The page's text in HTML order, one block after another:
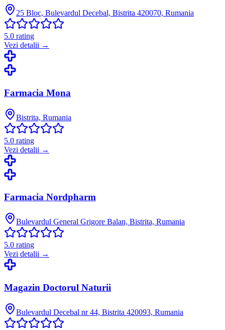
25 Bloc, Bulevardul Decebal, Bistrita 420070, Rumania
5.0 rating
Vezi detalii →
Farmacia Mona
Bistrita, Rumania
5.0 rating
Vezi detalii →
Farmacia Nordpharm
Bulevardul General Grigore Balan, Bistrita, Rumania
5.0 rating
Vezi detalii →
Magazin Doctorul Naturii
Bulevardul Decebal nr 44, Bistrita 420093, Rumania